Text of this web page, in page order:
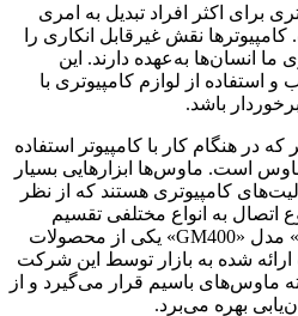
برای اکثر افراد تبدیل به امری
نقش غیرقابل انکاری را
انسان‌ها به‌عهده دارند. این
از لوازم کامپیوتری با
باشد.
که در هنگام کار با کامپیوتر استفاده
است. ماوس‌ها ابزارهایی بسیار
کامپیوتری هستند که از نظر
اتصال به انواع مختلفی تقسیم
مدل «GM400» یکی از محصولات
شده به بازار توسط این شرکت
ماوس‌های باسیم قرار می‌گیرد و از
بهره می‌برد.